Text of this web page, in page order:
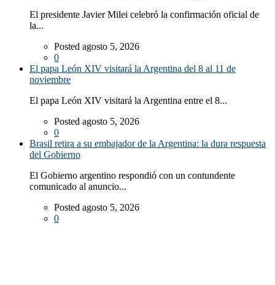
El presidente Javier Milei celebró la confirmación oficial de
la...
Posted agosto 5, 2026
0
El papa León XIV visitará la Argentina del 8 al 11 de
noviembre
El papa León XIV visitará la Argentina entre el 8...
Posted agosto 5, 2026
0
Brasil retira a su embajador de la Argentina: la dura respuesta
del Gobierno
El Gobierno argentino respondió con un contundente
comunicado al anuncio...
Posted agosto 5, 2026
0